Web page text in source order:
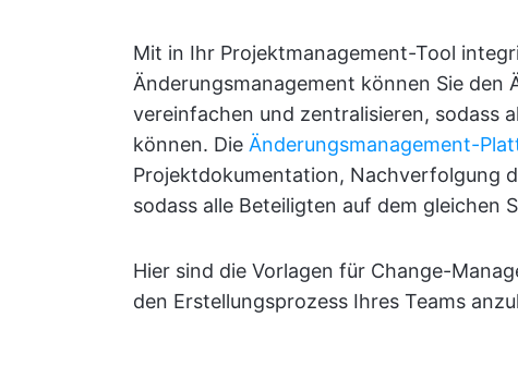
Mit in Ihr Projektmanagement-Tool
Änderungsmanagement können Sie den
vereinfachen und zentralisieren, sodass
können. Die Änderungsmanagement-
Projektdokumentation, Nachverfolgung
sodass alle Beteiligten auf dem gleichen
Hier sind die Vorlagen für Change-
den Erstellungsprozess Ihres Teams